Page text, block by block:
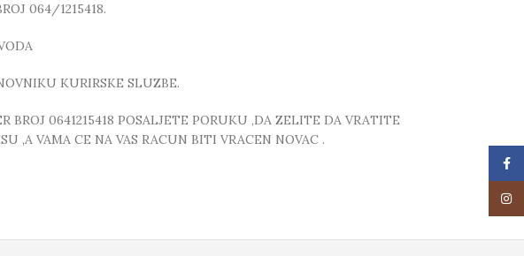
064/1215418.
KURIRSKE SLUZBE.
0641215418 POSALJETE PORUKU ,DA ZELITE DA VRATITE
,A VAMA CE NA VAS RACUN BITI VRACEN NOVAC .